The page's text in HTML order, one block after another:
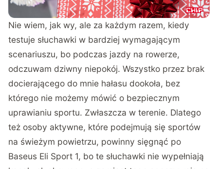
Nie wiem, jak wy, ale za każdym razem, kiedy
testuje słuchawki w bardziej wymagającym
scenariuszu, bo podczas jazdy na rowerze,
odczuwam dziwny niepokój. Wszystko przez brak
docierającego do mnie hałasu dookoła, bez
którego nie możemy mówić o bezpiecznym
uprawianiu sportu. Zwłaszcza w terenie. Dlatego
też osoby aktywne, które podejmują się sportów
na świeżym powietrzu, powinny sięgnąć po
Baseus Eli Sport 1, bo te słuchawki nie wypełniają